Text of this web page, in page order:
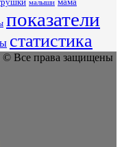
малыши мама
показатели
статистика
© Все права защищены